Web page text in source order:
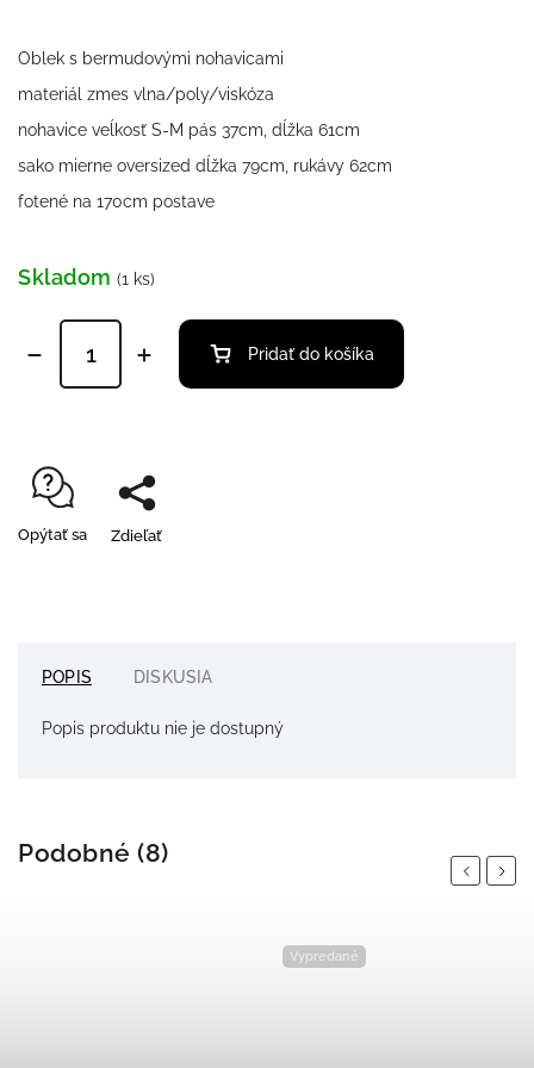
Oblek s bermudovými nohavicami
materiál zmes vlna/poly/viskóza
nohavice veĺkosť S-M pás 37cm, dĺžka 61cm
sako mierne oversized dĺžka 79cm, rukávy 62cm
fotené na 170cm postave
Skladom (1 ks)
Pridať do košíka
Opýtať sa Zdieľať
POPIS DISKUSIA
Popis produktu nie je dostupný
Podobné (8)
Previous
Vypredané
Next